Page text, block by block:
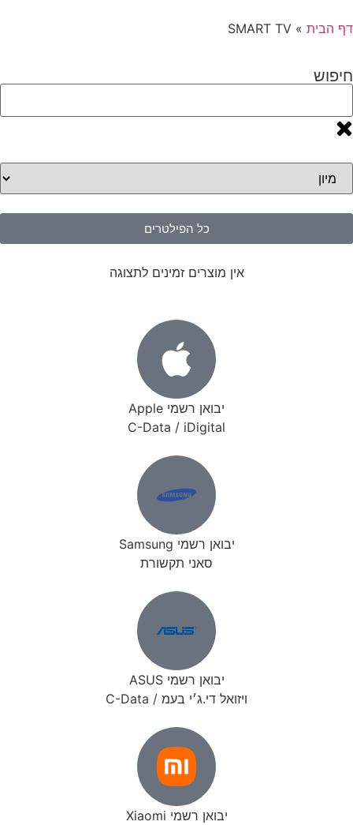
דף הבית »
SMART TV
חיפוש
כל הפילטרים
אין מוצרים זמינים לתצוגה
יבואן רשמי Apple
C-Data / iDigital
יבואן רשמי Samsung
סאני תקשורת
יבואן רשמי ASUS
ויזואל די.ג׳י בעמ / C-Data
יבואן רשמי Xiaomi